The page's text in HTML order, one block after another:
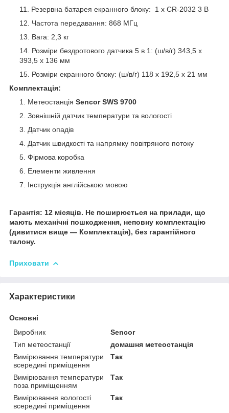
Резервна батарея екранного блоку: 1 x CR-2032 3 В
Частота передавання: 868 МГц
Вага: 2,3 кг
Розміри бездротового датчика 5 в 1: (ш/в/г) 343,5 x
393,5 x 136 мм
Розміри екранного блоку: (ш/в/г) 118 x 192,5 x 21 мм
Комплектація:
Метеостанція Sencor SWS 9700
Зовнішній датчик температури та вологості
Датчик опадів
Датчик швидкості та напрямку повітряного потоку
Фірмова коробка
Елементи живлення
Інструкція англійською мовою
Гарантія: 12 місяців. Не поширюється на прилади, що
мають механічні пошкодження, неповну комплектацію
(дивитися вище — Комплектація), без гарантійного
талону.
Приховати
Характеристики
Основні
Виробник
Sencor
Тип метеостанції
домашня метеостанція
Вимірювання температури
всередині приміщення
Так
Вимірювання температури
поза приміщенням
Так
Вимірювання вологості
всередині приміщення
Так